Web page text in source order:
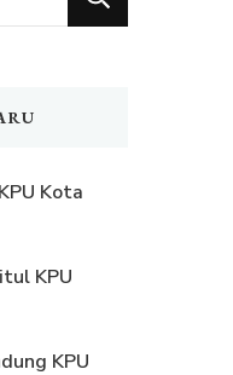
Kota
KPU
KPU